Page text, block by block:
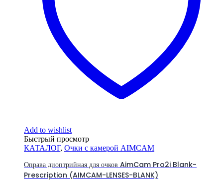
Add to wishlist
Быстрый просмотр
КАТАЛОГ, Очки с камерой AIMCAM
Оправа диоптрийная для очков AimCam Pro2i Blank-
Prescription (AIMCAM-LENSES-BLANK)